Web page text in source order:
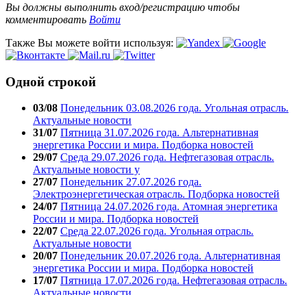
Вы должны выполнить вход/регистрацию чтобы
комментировать Войти
Также Вы можете войти используя:
Одной строкой
03/08 Понедельник 03.08.2026 года. Угольная отрасль.
Актуальные новости
31/07 Пятница 31.07.2026 года. Альтернативная
энергетика России и мира. Подборка новостей
29/07 Среда 29.07.2026 года. Нефтегазовая отрасль.
Актуальные новости у
27/07 Понедельник 27.07.2026 года.
Электроэнергетическая отрасль. Подборка новостей
24/07 Пятница 24.07.2026 года. Атомная энергетика
России и мира. Подборка новостей
22/07 Среда 22.07.2026 года. Угольная отрасль.
Актуальные новости
20/07 Понедельник 20.07.2026 года. Альтернативная
энергетика России и мира. Подборка новостей
17/07 Пятница 17.07.2026 года. Нефтегазовая отрасль.